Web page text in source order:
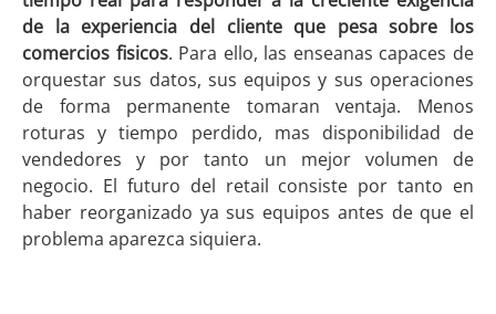
de la experiencia del cliente que pesa sobre los
comercios fisicos. Para ello, las enseanas capaces de
orquestar sus datos, sus equipos y sus operaciones
de forma permanente tomaran ventaja. Menos
roturas y tiempo perdido, mas disponibilidad de
vendedores y por tanto un mejor volumen de
negocio. El futuro del retail consiste por tanto en
haber reorganizado ya sus equipos antes de que el
problema aparezca siquiera.